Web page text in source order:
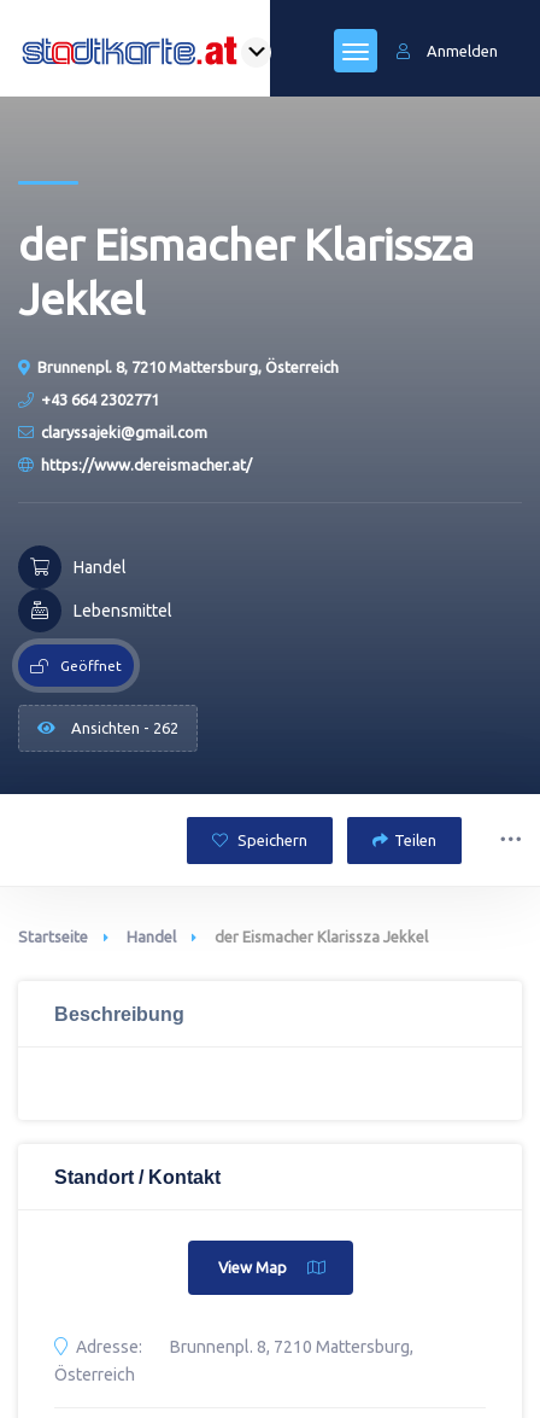
Anmelden
der Eismacher Klarissza
Jekkel
Brunnenpl. 8, 7210 Mattersburg, Österreich
+43 664 2302771
claryssajeki@gmail.com
https://www.dereismacher.at/
Handel
Lebensmittel
Geöffnet
Ansichten - 262
Speichern Teilen
Startseite Handel der Eismacher Klarissza Jekkel
Beschreibung
Standort / Kontakt
View Map
Adresse:
Brunnenpl. 8, 7210 Mattersburg,
Österreich